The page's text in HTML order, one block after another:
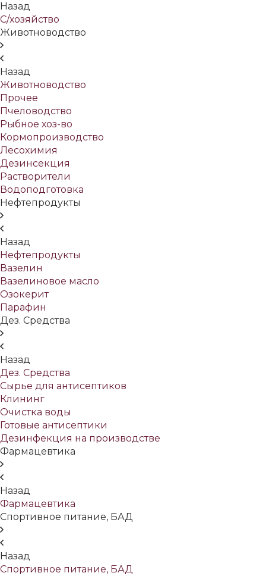
Назад
С/хозяйство
Животноводство
Назад
Животноводство
Прочее
Пчеловодство
Рыбное хоз-во
Кормопроизводство
Лесохимия
Дезинсекция
Растворители
Водоподготовка
Нефтепродукты
Назад
Нефтепродукты
Вазелин
Вазелиновое масло
Озокерит
Парафин
Дез. Средства
Назад
Дез. Средства
Сырье для антисептиков
Клининг
Очистка воды
Готовые антисептики
Дезинфекция на производстве
Фармацевтика
Назад
Фармацевтика
Спортивное питание, БАД
Назад
Спортивное питание, БАД